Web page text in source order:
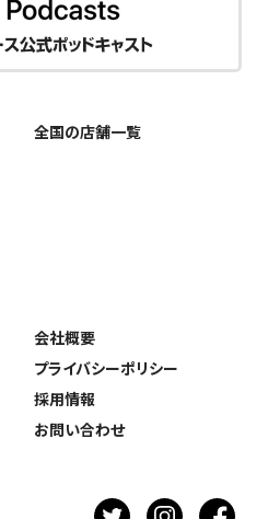
全国の店舗一覧
会社概要
プライバシーポリシー
採用情報
お問い合わせ